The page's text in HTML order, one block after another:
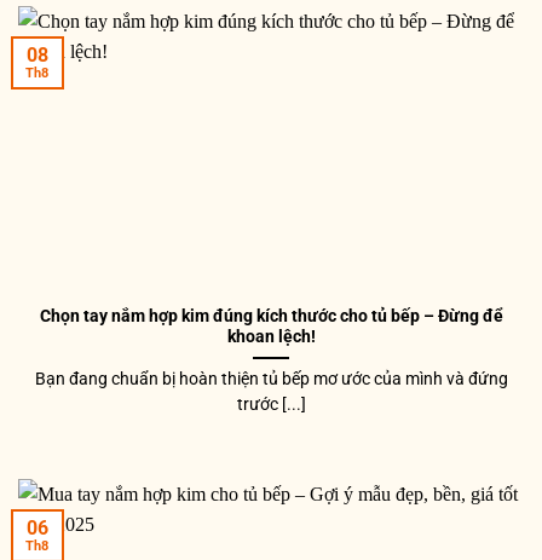
Chọn tay nắm hợp kim đúng kích thước cho tủ bếp – Đừng để
khoan lệch!
Bạn đang chuẩn bị hoàn thiện tủ bếp mơ ước của mình và đứng
trước [...]
08
Th8
06
Th8